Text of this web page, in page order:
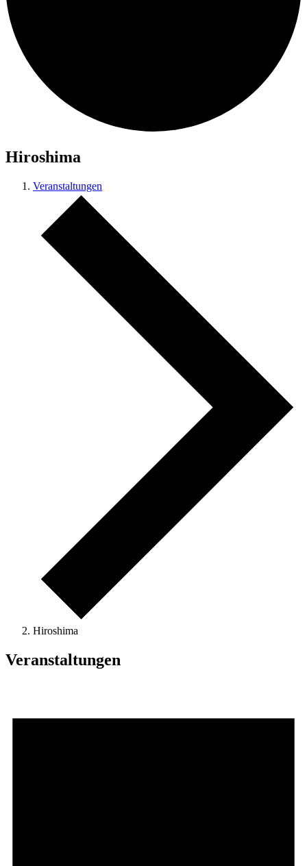
Hiroshima
Veranstaltungen
Hiroshima
Veranstaltungen